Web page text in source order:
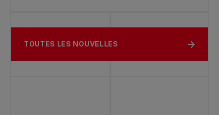
TOUTES LES NOUVELLES